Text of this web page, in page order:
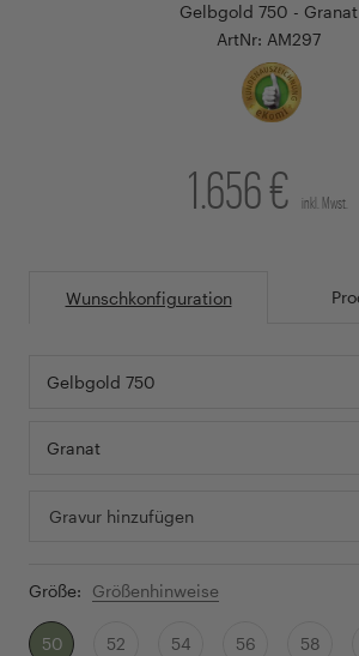
Gelbgold 750 - Granat
ArtNr: AM297
1.656 € inkl. Mwst.
Wunschkonfiguration
Gelbgold 750
Granat
Gravur hinzufügen
Größe: Größenhinweise
50 52 54 56 58